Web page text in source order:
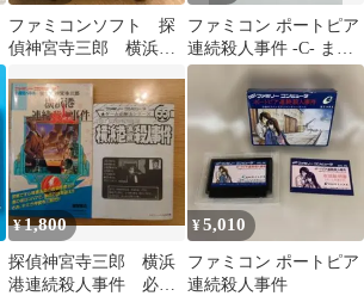
ファミコンソフト 探
偵神宮寺三郎 横浜港
のみ 中古
ファミコン ポートピア
連続殺人事件 -C- まと
め買い大歓迎
¥1,800
探偵神宮寺三郎 横浜
港連続殺人事件 必勝
¥5,010
ファミコン ポートピア
連続殺人事件